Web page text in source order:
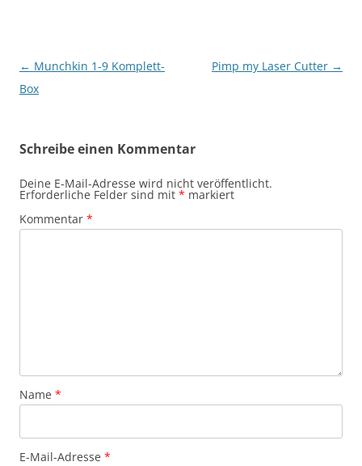
Beitragsnavigation
← Munchkin 1-9 Komplett-
Box
Pimp my Laser Cutter →
Schreibe einen Kommentar
Deine E-Mail-Adresse wird nicht veröffentlicht.
Erforderliche Felder sind mit * markiert
Kommentar *
Name *
E-Mail-Adresse *